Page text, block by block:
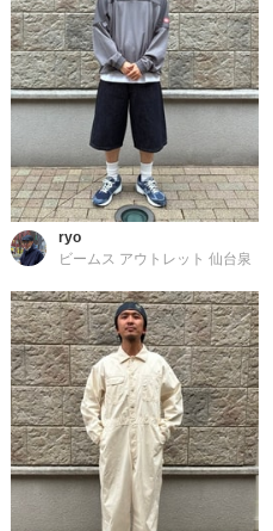
ryo
ビームス アウトレット 仙台泉